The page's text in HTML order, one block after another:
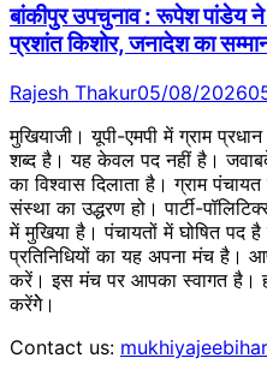
बांकीपुर उपचुनाव : रूपेश पांडेय ने
प्रशांत किशोर, जनादेश का
Rajesh Thakur05/08/2026
मुखियाजी। यूपी-एमपी में ग्राम
शब्द है। यह केवल पद नहीं है।
का विश्वास दिलाता है। ग्राम
संस्था का उद्धरण हो। पार्टी-
में मुखिया है। पंचायतों में घोषित पद
प्रतिनिधियों का यह अपना मंच है।
करें। इस मंच पर आपका स्वागत है।
करेंगेे।
Contact us: